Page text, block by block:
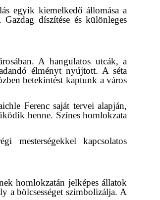
egyik kiemelkedő állomása a
díszítése és különleges
A hangulatos utcák, a
élményt nyújtott. A séta
betekintést kaptunk a város
Ferenc saját tervei alapján,
benne. Színes homlokzata
mesterségekkel kapcsolatos
homlokzatán jelképes állatok
a bölcsességet szimbolizálja. A